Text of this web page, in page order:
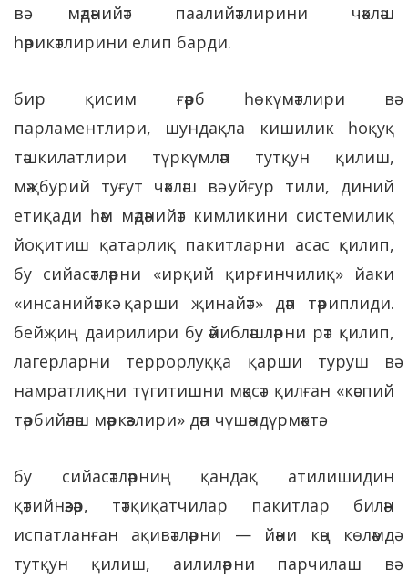
вә мәдәнийәт паалийәтлирини чәкләш
һәрикәтлирини елип барди.
бир қисим ғәрб һөкүмәтлири вә
парламентлири, шундақла кишилик һоқуқ
тәшкилатлири түркүмләп тутқун қилиш,
мәҗбурий туғут чәкләш вә уйғур тили, диний
етиқади һәм мәдәнийәт кимликини системилиқ
йоқитиш қатарлиқ пакитларни асас қилип,
бу сийасәтләрни «ирқий қирғинчилиқ» йаки
«инсанийәткә қарши җинайәт» дәп тәриплиди.
бейҗиң даирилири бу әйибләшләрни рәт қилип,
лагерларни террорлуққа қарши туруш вә
намратлиқни түгитишни мәқсәт қилған «кәспий
тәрбийәләш мәркәзлири» дәп чүшәндүрмәктә.
бу сийасәтләрниң қандақ атилишидин
қәтийнәзәр, тәтқиқатчилар пакитлар билән
испатланған ақивәтләрни — йәни кәң көләмдә
тутқун қилиш, аилиләрни парчилаш вә